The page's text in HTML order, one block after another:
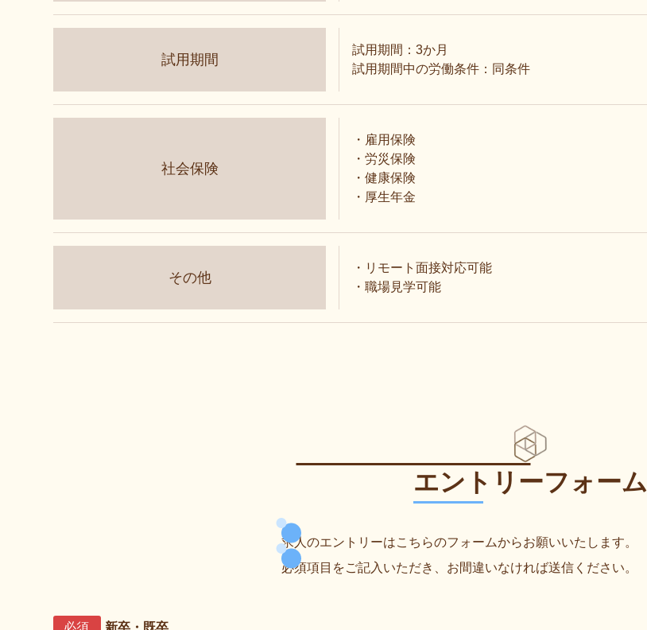
試用期間
試用期間：3か月
試用期間中の労働条件：同条件
社会保険
・雇用保険
・労災保険
・健康保険
・厚生年金
その他
・リモート面接対応可能
・職場見学可能
エントリーフォーム
求人のエントリーはこちらのフォームからお願いいたします。
必須項目をご記入いただき、お間違いなければ送信ください。